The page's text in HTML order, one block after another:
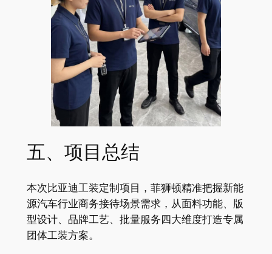
五、项目总结
本次比亚迪工装定制项目，菲狮顿精准把握新能
源汽车行业商务接待场景需求，从面料功能、版
型设计、品牌工艺、批量服务四大维度打造专属
团体工装方案。